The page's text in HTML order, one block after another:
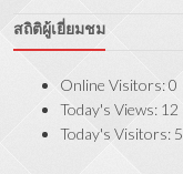
สถิติผู้เยี่ยมชม
Online Visitors:0
Today's Views: 12
Today's Visitors: 5